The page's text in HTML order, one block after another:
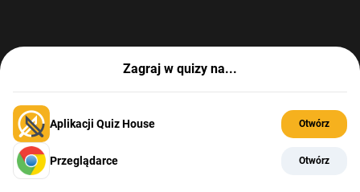
Zagraj w quizy na...
Aplikacji Quiz House Otwórz
Przeglądarce Otwórz